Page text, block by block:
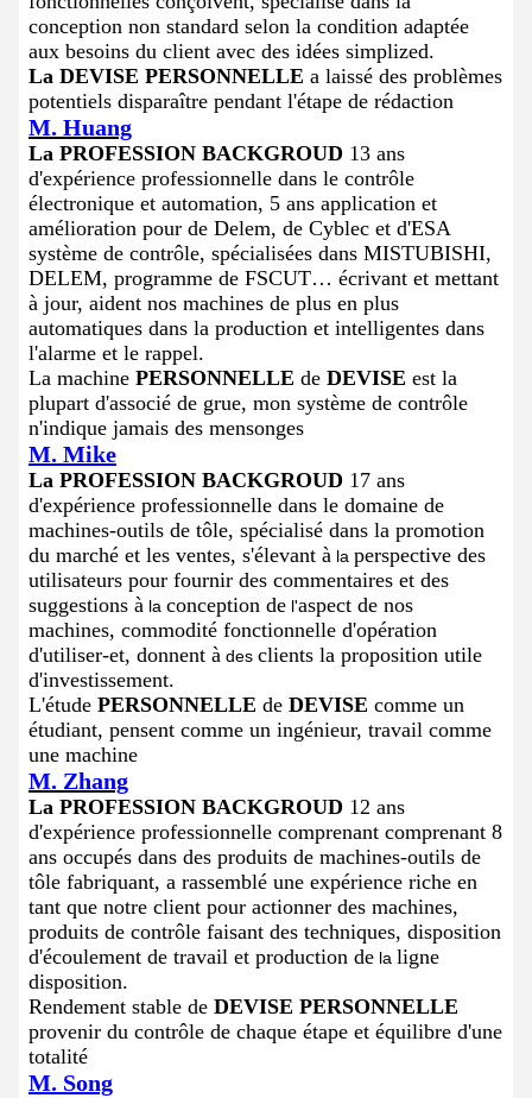
conception non standard selon la condition adaptée
aux besoins du client avec des idées simplized.
La DEVISE PERSONNELLE a laissé des problèmes
potentiels disparaître pendant l'étape de rédaction
M. Huang
La PROFESSION BACKGROUD 13 ans
d'expérience professionnelle dans le contrôle
électronique et automation, 5 ans application et
amélioration pour de Delem, de Cyblec et d'ESA
système de contrôle, spécialisées dans MISTUBISHI,
DELEM, programme de FSCUT… écrivant et mettant
à jour, aident nos machines de plus en plus
automatiques dans la production et intelligentes dans
l'alarme et le rappel.
La machine PERSONNELLE de DEVISE est la
plupart d'associé de grue, mon système de contrôle
n'indique jamais des mensonges
M. Mike
La PROFESSION BACKGROUD 17 ans
d'expérience professionnelle dans le domaine de
machines-outils de tôle, spécialisé dans la promotion
du marché et les ventes, s'élevant à la perspective des
utilisateurs pour fournir des commentaires et des
suggestions à la conception de l'aspect de nos
machines, commodité fonctionnelle d'opération
d'utiliser-et, donnent à des clients la proposition utile
d'investissement.
L'étude PERSONNELLE de DEVISE comme un
étudiant, pensent comme un ingénieur, travail comme
une machine
M. Zhang
La PROFESSION BACKGROUD 12 ans
d'expérience professionnelle comprenant comprenant 8
ans occupés dans des produits de machines-outils de
tôle fabriquant, a rassemblé une expérience riche en
tant que notre client pour actionner des machines,
produits de contrôle faisant des techniques, disposition
d'écoulement de travail et production de la ligne
disposition.
Rendement stable de DEVISE PERSONNELLE
provenir du contrôle de chaque étape et équilibre d'une
totalité
M. Song